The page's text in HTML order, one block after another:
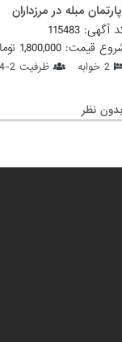
مبله در مرزداران
آگهی: 115483
قیمت: 1,800,000 تومان
2 خوابه ظرفیت 2-4 نفر
بدون نظر